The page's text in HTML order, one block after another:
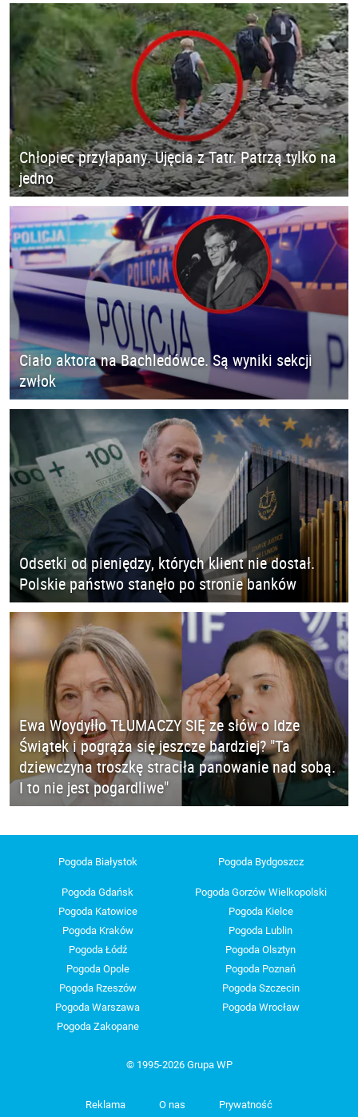
Chłopiec przyłapany. Ujęcia z Tatr. Patrzą tylko na
jedno
Ciało aktora na Bachledówce. Są wyniki sekcji
zwłok
Odsetki od pieniędzy, których klient nie dostał.
Polskie państwo stanęło po stronie banków
Ewa Woydyłło TŁUMACZY SIĘ ze słów o Idze
Świątek i pogrąża się jeszcze bardziej? "Ta
dziewczyna troszkę straciła panowanie nad sobą.
I to nie jest pogardliwe"
Pogoda Białystok Pogoda Bydgoszcz
Pogoda Gdańsk
Pogoda Gorzów Wielkopolski
Pogoda Katowice
Pogoda Kielce
Pogoda Kraków
Pogoda Lublin
Pogoda Łódź
Pogoda Olsztyn
Pogoda Opole
Pogoda Poznań
Pogoda Rzeszów
Pogoda Szczecin
Pogoda Warszawa
Pogoda Wrocław
Pogoda Zakopane
© 1995-2026 Grupa WP
Reklama O nas Prywatność